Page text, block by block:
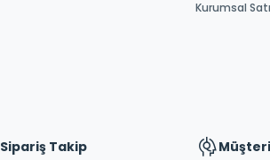
Kurumsal
Sipariş Takip